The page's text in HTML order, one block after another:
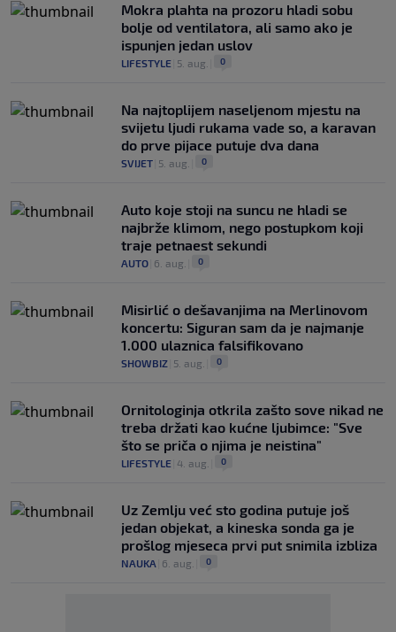
Mokra plahta na prozoru hladi sobu
bolje od ventilatora, ali samo ako je
ispunjen jedan uslov
LIFESTYLE 5. aug. 0
Na najtoplijem naseljenom mjestu na
svijetu ljudi rukama vade so, a karavan
do prve pijace putuje dva dana
SVIJET 5. aug. 0
Auto koje stoji na suncu ne hladi se
najbrže klimom, nego postupkom koji
traje petnaest sekundi
AUTO 6. aug. 0
Misirlić o dešavanjima na Merlinovom
koncertu: Siguran sam da je najmanje
1.000 ulaznica falsifikovano
SHOWBIZ 5. aug. 0
Ornitologinja otkrila zašto sove nikad ne
treba držati kao kućne ljubimce: "Sve
što se priča o njima je neistina"
LIFESTYLE 4. aug. 0
Uz Zemlju već sto godina putuje još
jedan objekat, a kineska sonda ga je
prošlog mjeseca prvi put snimila izbliza
NAUKA 6. aug. 0